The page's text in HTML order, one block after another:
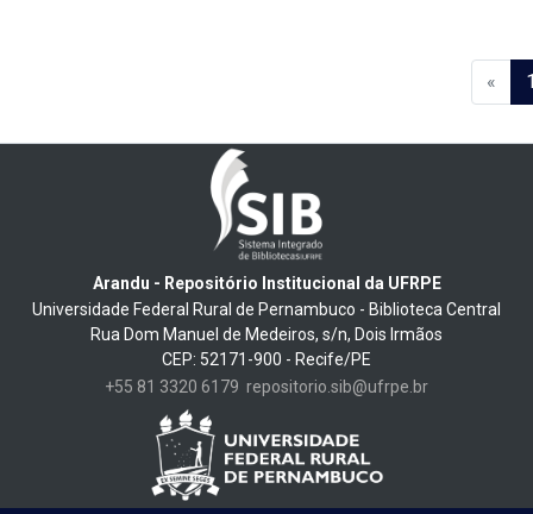
«
Arandu - Repositório Institucional da UFRPE
Universidade Federal Rural de Pernambuco - Biblioteca Central
Rua Dom Manuel de Medeiros, s/n, Dois Irmãos
CEP: 52171-900 - Recife/PE
+55 81 3320 6179 repositorio.sib@ufrpe.br